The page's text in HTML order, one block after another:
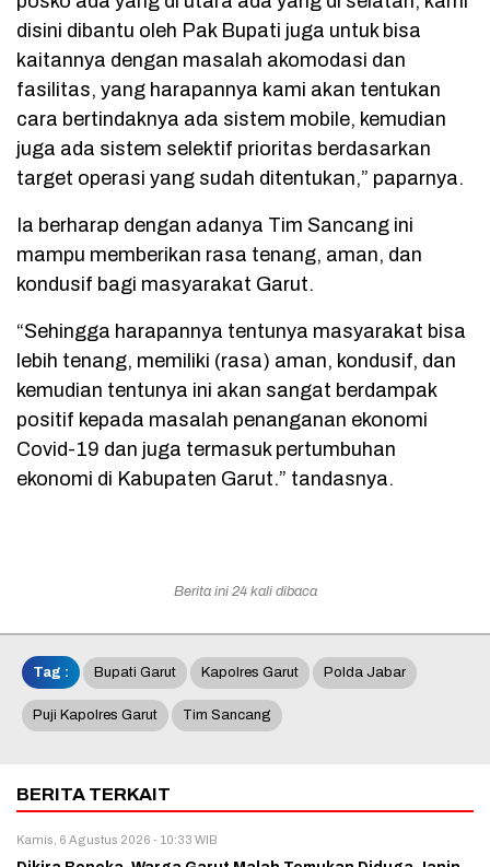
disini dibantu oleh Pak Bupati juga untuk bisa
kaitannya dengan masalah akomodasi dan
fasilitas, yang harapannya kami akan tentukan
cara bertindaknya ada sistem mobile, kemudian
juga ada sistem selektif prioritas berdasarkan
target operasi yang sudah ditentukan,” paparnya.
Ia berharap dengan adanya Tim Sancang ini
mampu memberikan rasa tenang, aman, dan
kondusif bagi masyarakat Garut.
“Sehingga harapannya tentunya masyarakat bisa
lebih tenang, memiliki (rasa) aman, kondusif, dan
kemudian tentunya ini akan sangat berdampak
positif kepada masalah penanganan ekonomi
Covid-19 dan juga termasuk pertumbuhan
ekonomi di Kabupaten Garut.” tandasnya.
Berita ini 24 kali dibaca
Tag : Bupati Garut Kapolres Garut Polda Jabar
Puji Kapolres Garut Tim Sancang
BERITA TERKAIT
Kamis, 6 Agustus 2026 - 10:33 WIB